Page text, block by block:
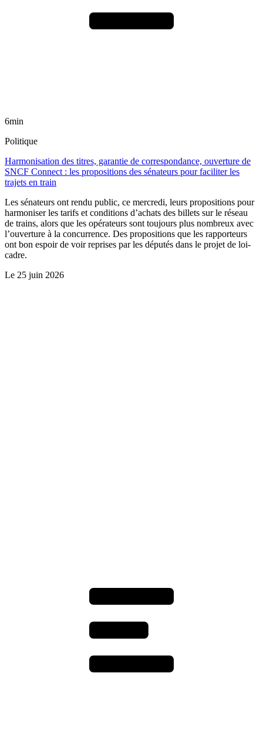
6min
Politique
Harmonisation des titres, garantie de correspondance, ouverture de
SNCF Connect : les propositions des sénateurs pour faciliter les
trajets en train
Les sénateurs ont rendu public, ce mercredi, leurs propositions pour
harmoniser les tarifs et conditions d’achats des billets sur le réseau
de trains, alors que les opérateurs sont toujours plus nombreux avec
l’ouverture à la concurrence. Des propositions que les rapporteurs
ont bon espoir de voir reprises par les députés dans le projet de loi-
cadre.
Le 25 juin 2026